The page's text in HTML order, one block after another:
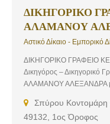
ΔΙΚΗΓΟΡΙΚΟ
ΑΛΑΜΑΝΟΥ
Αστικό Δίκαιο - Εμπορικό
ΔΙΚΗΓΟΡΙΚΟ ΓΡΑΦΕΙΟ
Δικηγόρος – Δικηγορικό
ΑΛΑΜΑΝΟΥ ΑΛΕΞΑΝΔΡΑ με
Ενδεικτικές Υπηρεσίες:
Δίκαο, Εμπορικό Δίκαιο
Σπύρου Κοντομάρη
49132, 1ος Όροφος